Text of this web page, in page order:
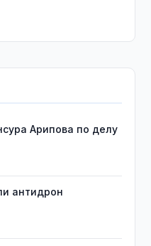
Арипова по делу
антидрон